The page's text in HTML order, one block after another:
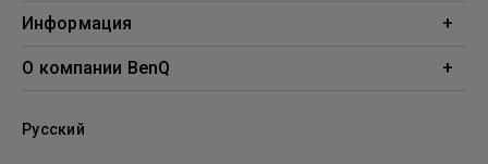
Проекционный калькулятор
Информация
BenQ AQCOLOR
О компании BenQ
Новости
Русский